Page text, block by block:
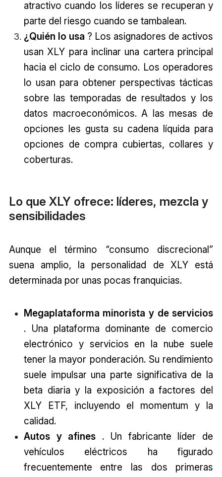
atractivo cuando los líderes se recuperan y
parte del riesgo cuando se tambalean.
¿Quién lo usa ? Los asignadores de activos
usan XLY para inclinar una cartera principal
hacia el ciclo de consumo. Los operadores
lo usan para obtener perspectivas tácticas
sobre las temporadas de resultados y los
datos macroeconómicos. A las mesas de
opciones les gusta su cadena líquida para
opciones de compra cubiertas, collares y
coberturas.
Lo que XLY ofrece: líderes, mezcla y
sensibilidades
Aunque el término “consumo discrecional”
suena amplio, la personalidad de XLY está
determinada por unas pocas franquicias.
Megaplataforma minorista y de servicios
. Una plataforma dominante de comercio
electrónico y servicios en la nube suele
tener la mayor ponderación. Su rendimiento
suele impulsar una parte significativa de la
beta diaria y la exposición a factores del
XLY ETF, incluyendo el momentum y la
calidad.
Autos y afines . Un fabricante líder de
vehículos eléctricos ha figurado
frecuentemente entre las dos primeras